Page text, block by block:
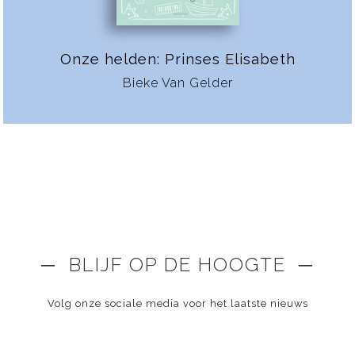
Onze helden: Prinses Elisabeth
Bieke Van Gelder
─ BLIJF OP DE HOOGTE ─
Volg onze sociale media voor het laatste nieuws